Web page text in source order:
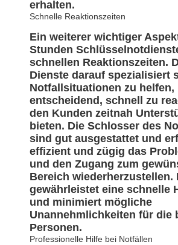
erhalten.
Schnelle Reaktionszeiten
Ein weiterer wichtiger
Stunden
schnellen Reaktionszeiten.
Dienste darauf spezialisiert
Notfallsituationen zu
entscheidend, schnell zu
den Kunden zeitnah
bieten. Die Schlosser des
sind gut ausgestattet und
effizient und zügig das
und den Zugang zum
Bereich wiederherzustellen.
gewährleistet eine schnelle
und minimiert mögliche
Unannehmlichkeiten für die
Personen.
Professionelle Hilfe bei Notfällen